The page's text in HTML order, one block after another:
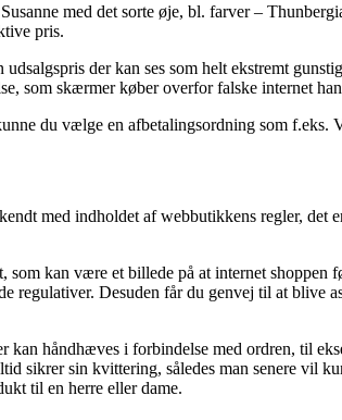
med det sorte øje, bl. farver –
pris.
der kan ses som helt ekstremt
som skærmer køber overfor falske internet
du vælge en afbetalingsordning som
med indholdet af webbutikkens regler, det
kan være et billede på at internet shoppen
regulativer. Desuden får du genvej til at blive
kan håndhæves i forbindelse med ordren, til
sikrer sin kvittering, således man senere vil
til en herre eller dame.